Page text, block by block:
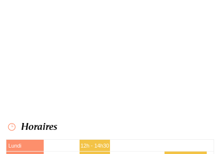
Horaires
Lundi
12h - 14h30